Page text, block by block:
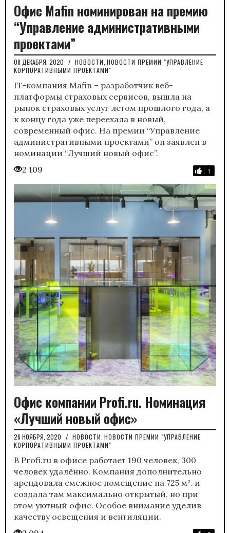
Офис Mafin номинирован на премию
“Управление административными
проектами”
08 ДЕКАБРЯ, 2020 / НОВОСТИ НОВОСТИ ПРЕМИИ "УПРАВЛЕНИЕ
КОРПОРАТИВНЫМИ ПРОЕКТАМИ"
IT-компания Mafin – разработчик веб-
платформы страховых сервисов, вышла на
рынок страховых услуг летом прошлого года, а
к концу года уже переехала в новый,
современный офис. На премии “Управление
административными проектами” он заявлен в
номинации “Лучший новый офис”.
1
2 109
Офис компании Profi.ru. Номинация
«Лучший новый офис»
26 НОЯБРЯ, 2020 / НОВОСТИ НОВОСТИ ПРЕМИИ "УПРАВЛЕНИЕ
КОРПОРАТИВНЫМИ ПРОЕКТАМИ"
В Profi.ru в офисе работает 190 человек, 300
человек удалённо. Компания дополнительно
арендовала смежное помещение на 725 м². и
создала там максимально открытый, но при
этом уютный офис. Особое внимание уделив
качеству освещения и вентиляции.